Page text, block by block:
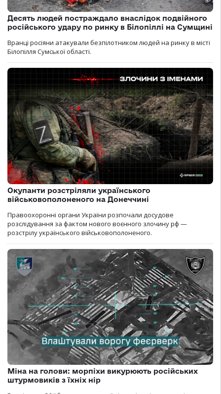
Десять людей постраждало внаслідок подвійного
російського удару по ринку в Білопіллі на Сумщині
Вранці росіяни атакували безпілотником людей на ринку в місті
Білопілля Сумської області.
Окупанти розстріляли українського
військовополоненого на Донеччині
Правоохоронні органи України розпочали досудове
розслідування за фактом нового воєнного злочину рф —
розстрілу українського військовополоненого.
Міна на голови: морпіхи викурюють російських
штурмовиків з їхніх нір